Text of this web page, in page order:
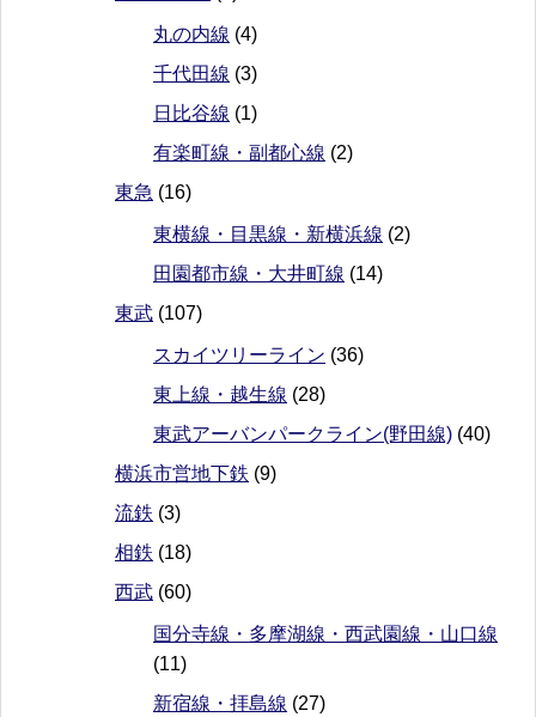
丸の内線 (4)
千代田線 (3)
日比谷線 (1)
有楽町線・副都心線 (2)
東急 (16)
東横線・目黒線・新横浜線 (2)
田園都市線・大井町線 (14)
東武 (107)
スカイツリーライン (36)
東上線・越生線 (28)
東武アーバンパークライン(野田線) (40)
横浜市営地下鉄 (9)
流鉄 (3)
相鉄 (18)
西武 (60)
国分寺線・多摩湖線・西武園線・山口線
(11)
新宿線・拝島線 (27)